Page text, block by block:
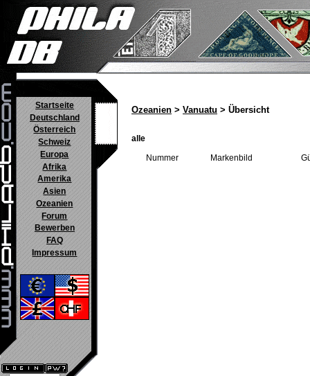
Startseite
Deutschland
Österreich
Schweiz
Europa
Afrika
Amerika
Asien
Ozeanien
Forum
Bewerben
FAQ
Impressum
Ozeanien > Vanuatu > Übersicht
alle
Nummer Markenbild